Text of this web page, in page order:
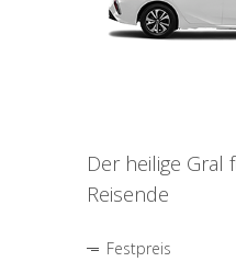
Der heilige Gral
Reisende
Festpreis